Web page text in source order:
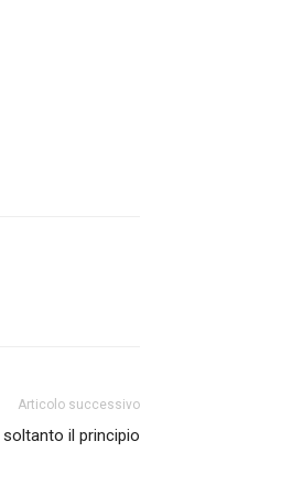
Articolo successivo
il principio